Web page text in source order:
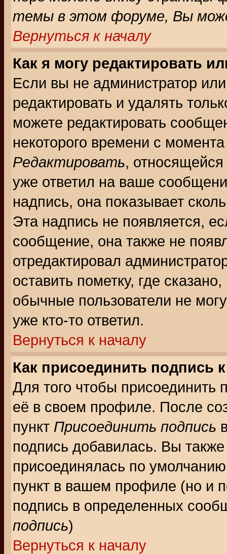
темы в этом форуме, Вы
Вернуться к началу
Как я могу редактировать
Если вы не администратор
редактировать и удалять
можете редактировать
некоторого времени с
Редактировать,
уже ответил на ваше
надпись, она показывает
Эта надпись не появляется,
сообщение, она также не
отредактировал
оставить пометку, где
обычные пользователи не
уже кто-то ответил.
Вернуться к началу
Как присоединить подпись
Для того чтобы присоединить
её в своем профиле. После
пункт Присоединить подпись
подпись добавилась. Вы
присоединялась по
пункт в вашем профиле (но и
подпись в определенных
подпись)
Вернуться к началу